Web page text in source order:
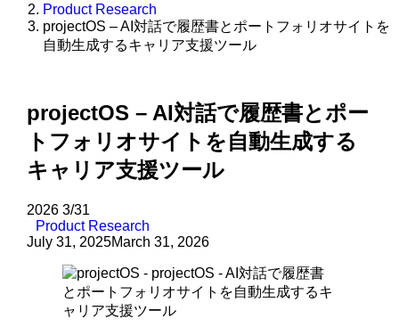
Product Research
projectOS – AI対話で履歴書とポートフォリオサイトを
自動生成するキャリア支援ツール
projectOS – AI対話で履歴書とポー
トフォリオサイトを自動生成する
キャリア支援ツール
2026 3/31
Product Research
July 31, 2025March 31, 2026